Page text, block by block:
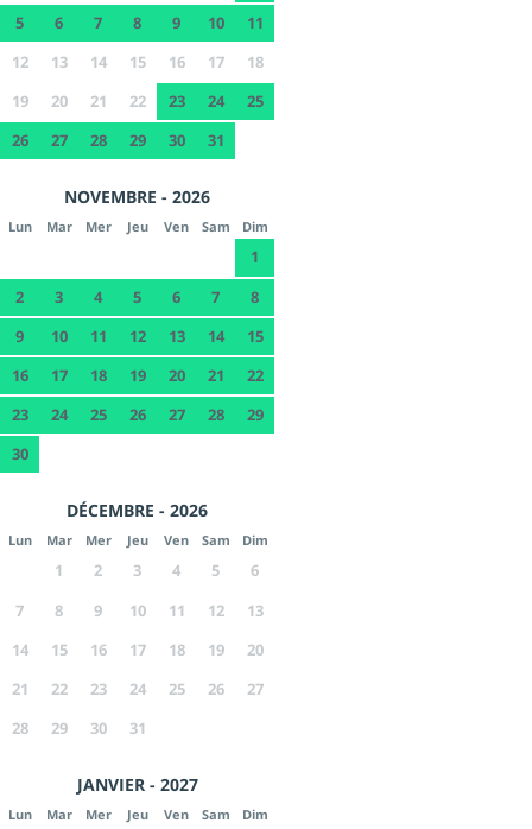
5
6 7 8 9 10
11
12
13 14 15 16 17
18
19
20 21 22 23 24
25
26
27 28 29 30 31
NOVEMBRE - 2026
Lun Mar Mer Jeu Ven Sam Dim
1
2
3 4 5 6 7
8
9
10 11 12 13 14
15
16
17 18 19 20 21
22
23
24 25 26 27 28
29
30
DÉCEMBRE - 2026
Lun Mar Mer Jeu Ven Sam Dim
1 2 3 4 5
6
7
8 9 10 11 12
13
14
15 16 17 18 19
20
21
22 23 24 25 26
27
28
29 30 31
JANVIER - 2027
Lun Mar Mer Jeu Ven Sam Dim